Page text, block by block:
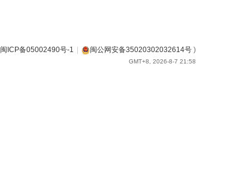
闽ICP备05002490号-1 闽公网安备35020302032614号 )
GMT+8, 2026-8-7 21:58